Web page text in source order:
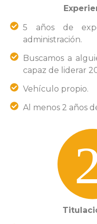
5 años de
administración.
Buscamos a
capaz de liderar
Vehículo propio.
Al menos 2 años